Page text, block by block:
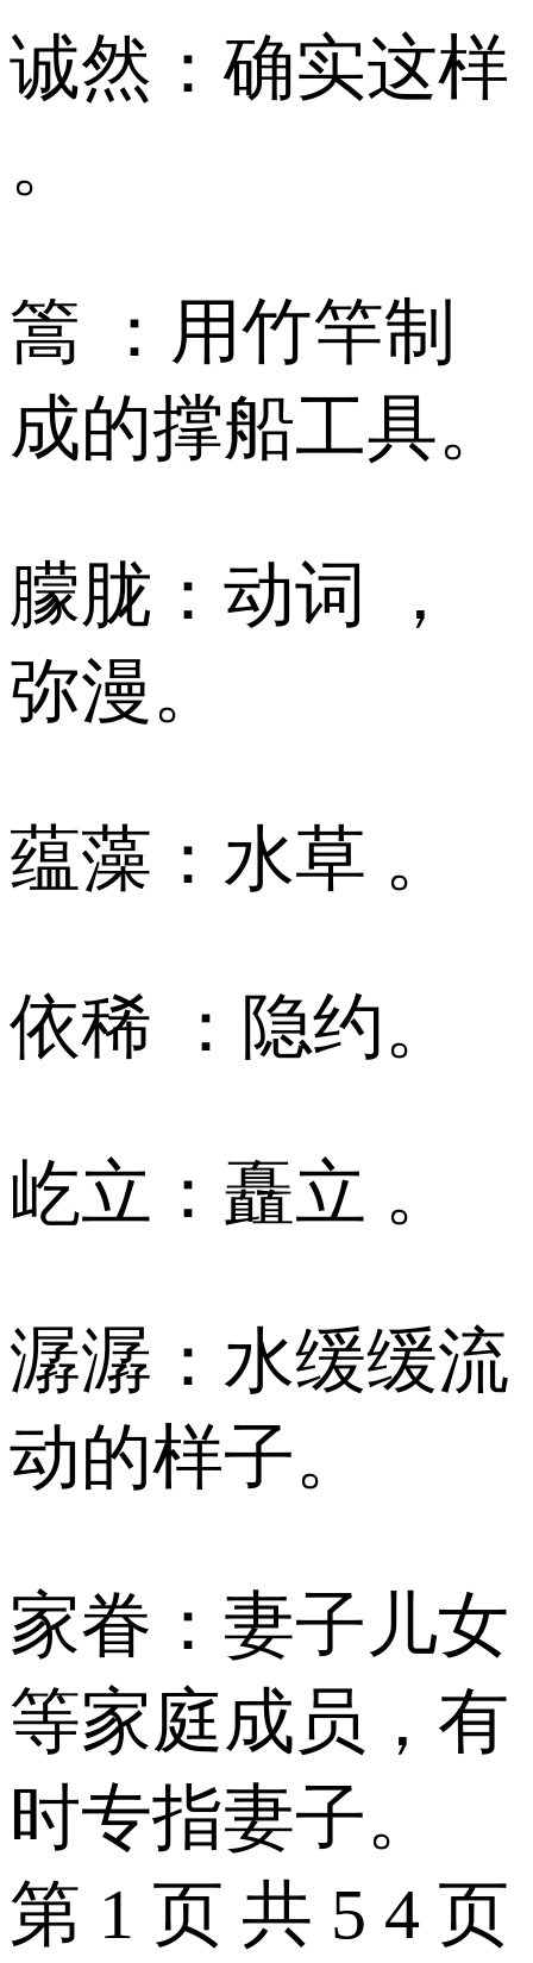
诚然：确实这样
。
篙 ：用竹竿制
成的撑船工具。
朦胧：动词 ，
弥漫。
蕴藻：水草 。
依稀 ：隐约。
屹立：矗立 。
潺潺：水缓缓流
动的样子。
家眷：妻子儿女
等家庭成员，有
时专指妻子。
第 1 页 共 5 4 页